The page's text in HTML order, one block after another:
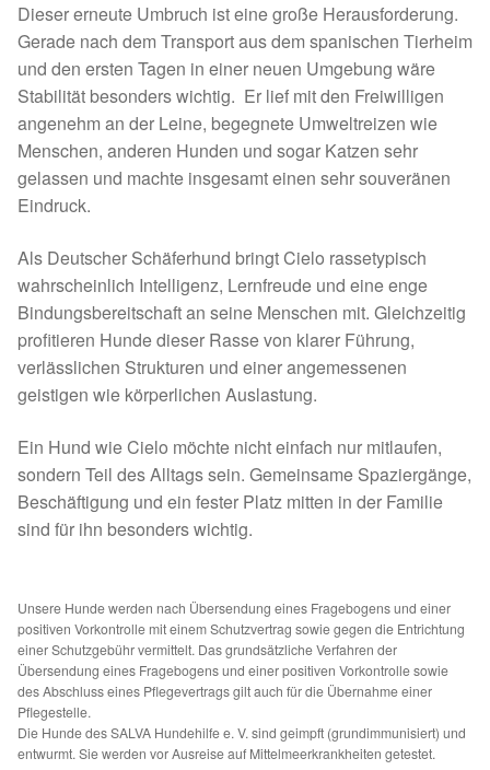
Juli bis Dezember 2022
Januar bis Juni 2022
Spenden 2021
Fördermitgliedschaft
Tierschutz
Auslandstierschutz
Schutzgebühr
Unsere Notnasen
Notnasen noch im Ausland
Notnasen mit Handicap
Wichtige Gedanken vor der Adoption
Dieser erneute Umbruch ist eine große Herausforderung.
Gerade nach dem Transport aus dem spanischen Tierheim
und den ersten Tagen in einer neuen Umgebung wäre
Stabilität besonders wichtig. Er lief mit den Freiwilligen
angenehm an der Leine, begegnete Umweltreizen wie
Menschen, anderen Hunden und sogar Katzen sehr
gelassen und machte insgesamt einen sehr souveränen
Eindruck.
Als Deutscher Schäferhund bringt Cielo rassetypisch
wahrscheinlich Intelligenz, Lernfreude und eine enge
Bindungsbereitschaft an seine Menschen mit. Gleichzeitig
profitieren Hunde dieser Rasse von klarer Führung,
verlässlichen Strukturen und einer angemessenen
geistigen wie körperlichen Auslastung.
Ein Hund wie Cielo möchte nicht einfach nur mitlaufen,
sondern Teil des Alltags sein. Gemeinsame Spaziergänge,
Beschäftigung und ein fester Platz mitten in der Familie
sind für ihn besonders wichtig.
Unsere Hunde werden nach Übersendung eines Fragebogens und einer
positiven Vorkontrolle mit einem Schutzvertrag sowie gegen die Entrichtung
einer Schutzgebühr vermittelt. Das grundsätzliche Verfahren der
Übersendung eines Fragebogens und einer positiven Vorkontrolle sowie
des Abschluss eines Pflegevertrags gilt auch für die Übernahme einer
Pflegestelle.
Die Hunde des SALVA Hundehilfe e. V. sind geimpft (grundimmunisiert) und
entwurmt. Sie werden vor Ausreise auf Mittelmeerkrankheiten getestet.